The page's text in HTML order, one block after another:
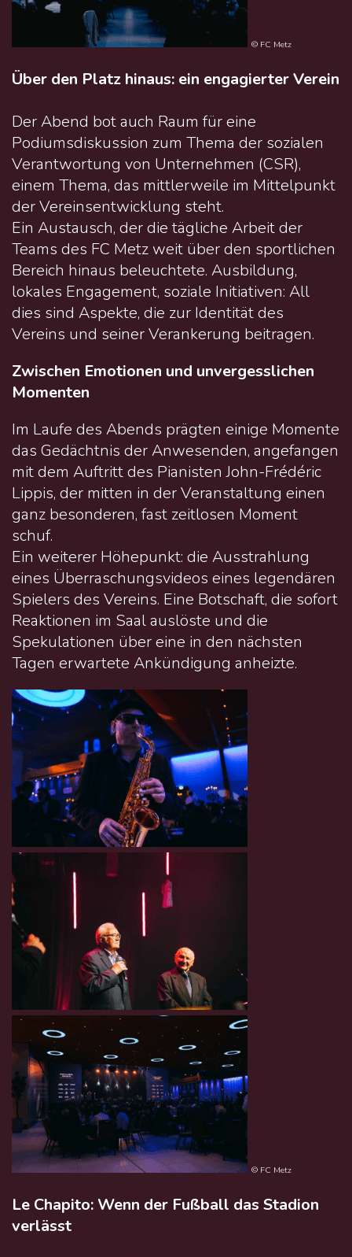
© FC Metz
Über den Platz hinaus: ein engagierter Verein
Der Abend bot auch Raum für eine
Podiumsdiskussion zum Thema der sozialen
Verantwortung von Unternehmen (CSR),
einem Thema, das mittlerweile im Mittelpunkt
der Vereinsentwicklung steht.
Ein Austausch, der die tägliche Arbeit der
Teams des FC Metz weit über den sportlichen
Bereich hinaus beleuchtete. Ausbildung,
lokales Engagement, soziale Initiativen: All
dies sind Aspekte, die zur Identität des
Vereins und seiner Verankerung beitragen.
Zwischen Emotionen und unvergesslichen
Momenten
Im Laufe des Abends prägten einige Momente
das Gedächtnis der Anwesenden, angefangen
mit dem Auftritt des Pianisten John-Frédéric
Lippis, der mitten in der Veranstaltung einen
ganz besonderen, fast zeitlosen Moment
schuf.
Ein weiterer Höhepunkt: die Ausstrahlung
eines Überraschungsvideos eines legendären
Spielers des Vereins. Eine Botschaft, die sofort
Reaktionen im Saal auslöste und die
Spekulationen über eine in den nächsten
Tagen erwartete Ankündigung anheizte.
© FC Metz
Le Chapito: Wenn der Fußball das Stadion
verlässt